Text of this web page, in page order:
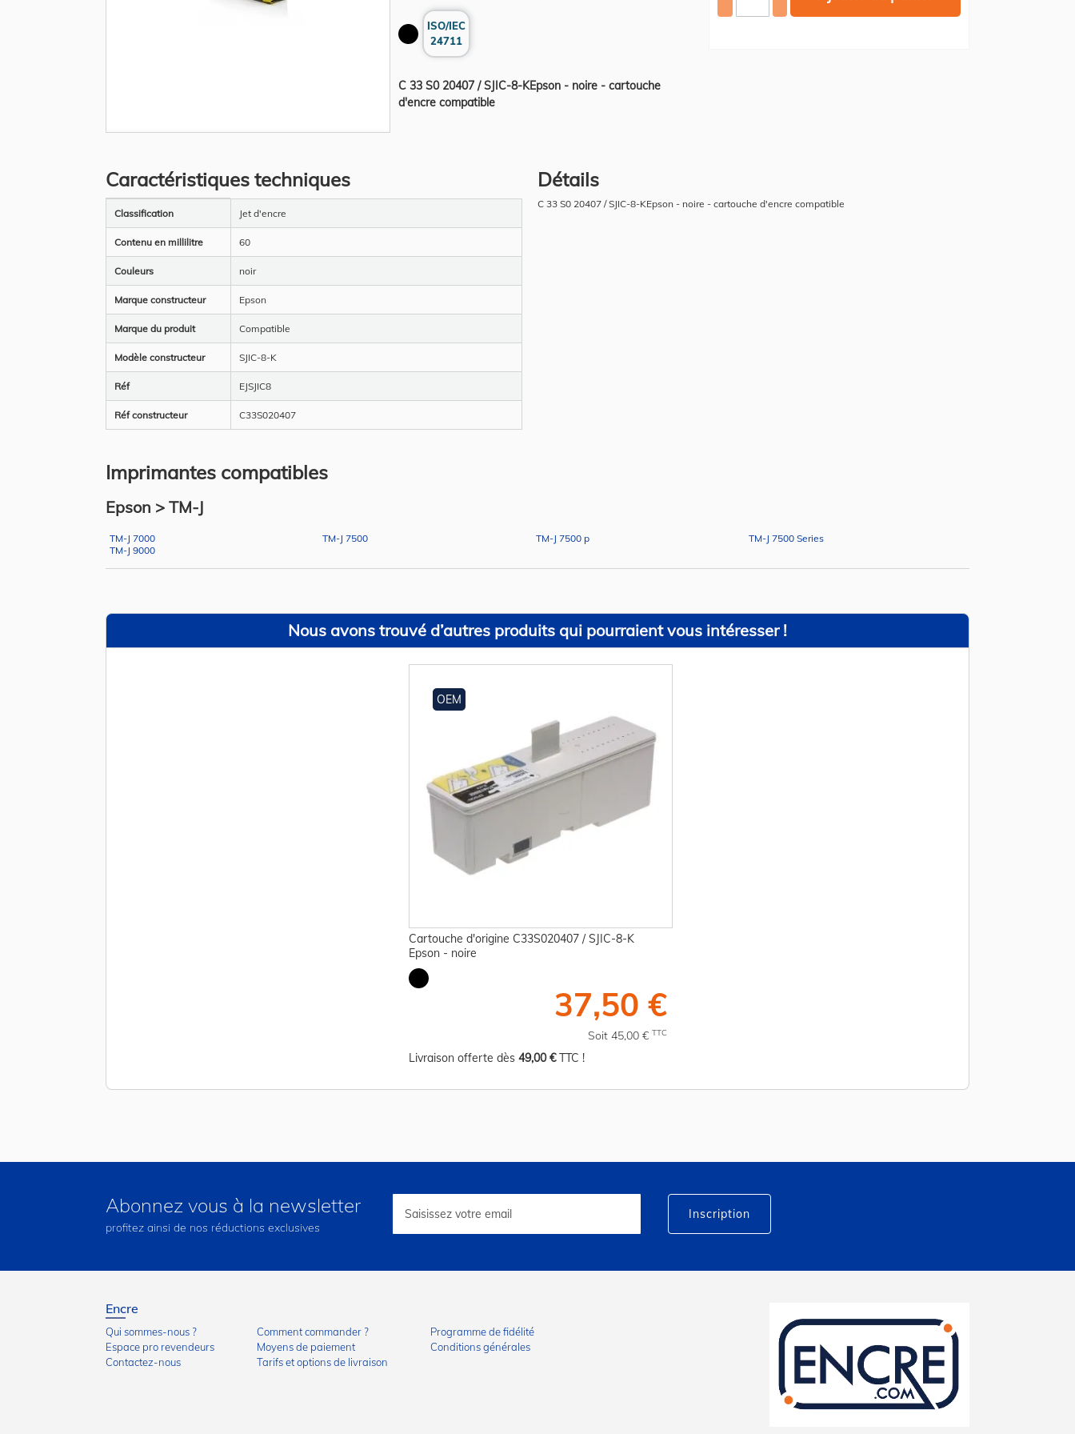
beginning
of
the
images
ISO/IEC
24711
C 33 S0 20407 / SJIC-8-KEpson - noire - cartouche
d'encre compatible
Caractéristiques techniques
d’information
Classification Jet d'encre
Contenu en millilitre 60
Couleurs noir
Marque constructeur Epson
Marque du produit Compatible
Modèle constructeur SJIC-8-K
Réf EJSJIC8
Réf constructeur C33S020407
Détails
C 33 S0 20407 / SJIC-8-KEpson - noire - cartouche d'encre compatible
Imprimantes compatibles
Epson > TM-J
TM-J 7000 TM-J 7500 TM-J 7500 p
TM-J 7500 Series
TM-J 9000
Nous avons trouvé d’autres produits qui pourraient vous intéresser !
OEM
Cartouche d'origine C33S020407 / SJIC-8-K
Epson - noire
37,50 €
Soit 45,00 € TTC
Livraison offerte dès 49,00 €TTC !
Abonnez vous à la newsletter
profitez ainsi de nos réductions exclusives
lettre
Inscription
Encre
Qui sommes-nous ?
Espace pro revendeurs
Contactez-nous
Comment commander ?
Moyens de paiement
Tarifs et options de livraison
Programme de fidélité
Conditions générales